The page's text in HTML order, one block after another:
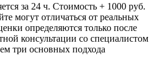
за 24 ч. Стоимость + 1000 руб.
могут отличаться от реальных
определяются только после
консультации со специалистом
три основных подхода